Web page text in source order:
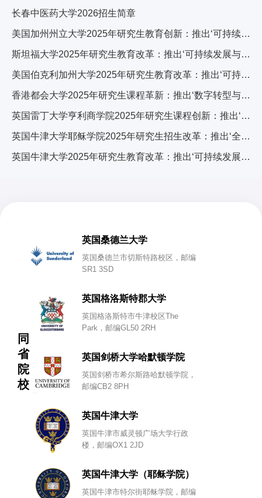
长春中医药大学2026招生简章
美国加州州立大学2025年研究生教育创新：推出‘可持续发展与科技融合’跨学科计划，引发广泛关注
斯坦福大学2025年研究生教育改革：推出‘可持续发展与科技融合’跨学科计划，引发全球关注
美国伯克利加州大学2025年研究生教育改革：推出‘可持续发展与科技融合’交叉培养计划，引发学术界广泛关注
香港都会大学2025年研究生课程革新：推出‘数字转型与可持续发展’跨学科计划，引发广泛关注
英国雷丁大学亨利商学院2025年研究生课程创新：推出‘可持续金融与ESG’专项计划，引领商科教育新趋势
英国牛津大学耶稣学院2025年研究生招生改革：推出‘全球挑战’跨学科项目，引发国际教育界关注
英国牛津大学2025年研究生教育改革：推出‘可持续发展与全球挑战’交叉学科计划，引发国际教育界关注
同
省
院
校
英国桑德兰大学
英国桑德兰市切斯特路校区，邮编
SR1 3SD
英国格洛斯特郡大学
英国格洛斯特市牛津校区The
Park，邮编GL50 2RH
英国剑桥大学哈默顿学院
英国剑桥市希尔斯路哈默顿学院，
邮编CB2 8PH
英国牛津大学
英国牛津市威灵顿广场大学行政
楼，邮编OX1 2JD
英国牛津大学（耶稣学院）
英国牛津市特尔街耶稣学院，邮编